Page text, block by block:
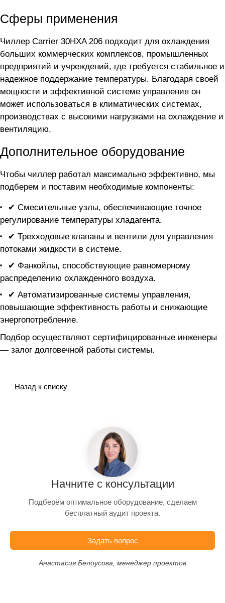
Сферы применения
Чиллер Carrier 30HXA 206 подходит для охлаждения
больших коммерческих комплексов, промышленных
предприятий и учреждений, где требуется стабильное и
надежное поддержание температуры. Благодаря своей
мощности и эффективной системе управления он
может использоваться в климатических системах,
производствах с высокими нагрузками на охлаждение и
вентиляцию.
Дополнительное оборудование
Чтобы чиллер работал максимально эффективно, мы
подберем и поставим необходимые компоненты:
✔ Смесительные узлы, обеспечивающие точное
регулирование температуры хладагента.
✔ Трехходовые клапаны и вентили для управления
потоками жидкости в системе.
✔ Фанкойлы, способствующие равномерному
распределению охлажденного воздуха.
✔ Автоматизированные системы управления,
повышающие эффективность работы и снижающие
энергопотребление.
Подбор осуществляют сертифицированные инженеры
— залог долговечной работы системы.
Назад к списку
Начните с консультации
Подберём оптимальное оборудование, сделаем
бесплатный аудит проекта.
Задать вопрос
Анастасия Белоусова, менеджер проектов